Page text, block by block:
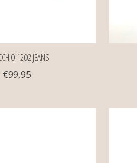
1202 JEANS
€99,95